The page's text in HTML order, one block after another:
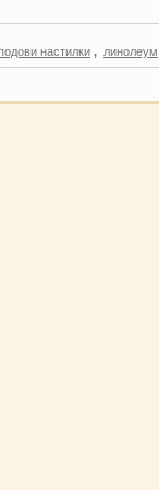
настилки , линолеум